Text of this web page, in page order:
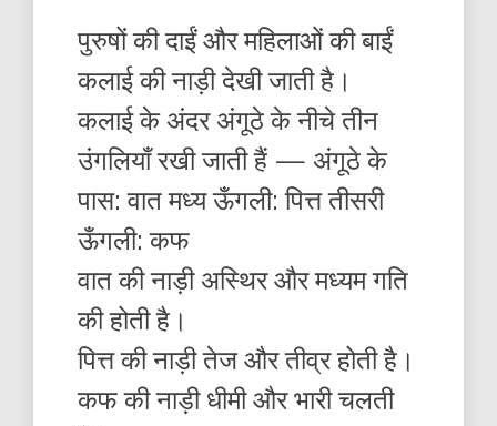
पुरुषों की दाईं और महिलाओं की बाईं
कलाई की नाड़ी देखी जाती है।
कलाई के अंदर अंगूठे के नीचे तीन
उंगलियाँ रखी जाती हैं — अंगूठे के
पास: वात मध्य ऊँगली: पित्त तीसरी
ऊँगली: कफ
वात की नाड़ी अस्थिर और मध्यम गति
की होती है।
पित्त की नाड़ी तेज और तीव्र होती है।
कफ की नाड़ी धीमी और भारी चलती